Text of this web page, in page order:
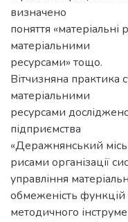
визначено
поняття «матеріальні
матеріальними
ресурсами» тощо.
Вітчизняна практика
матеріальними
ресурсами
підприємства
«Деражнянський
рисами організації
управління
обмеженість функцій
методичного